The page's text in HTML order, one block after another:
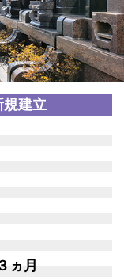
建立
ヵ月